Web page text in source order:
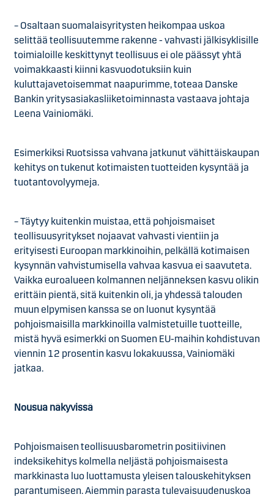
– Osaltaan suomalaisyritysten heikompaa uskoa
selittää teollisuutemme rakenne - vahvasti jälkisyklisille
toimialoille keskittynyt teollisuus ei ole päässyt yhtä
voimakkaasti kiinni kasvuodotuksiin kuin
kuluttajavetoisemmat naapurimme, toteaa Danske
Bankin yritysasiakasliiketoiminnasta vastaava johtaja
Leena Vainiomäki.
Esimerkiksi Ruotsissa vahvana jatkunut vähittäiskaupan
kehitys on tukenut kotimaisten tuotteiden kysyntää ja
tuotantovolyymeja.
– Täytyy kuitenkin muistaa, että pohjoismaiset
teollisuusyritykset nojaavat vahvasti vientiin ja
erityisesti Euroopan markkinoihin, pelkällä kotimaisen
kysynnän vahvistumisella vahvaa kasvua ei saavuteta.
Vaikka euroalueen kolmannen neljänneksen kasvu olikin
erittäin pientä, sitä kuitenkin oli, ja yhdessä talouden
muun elpymisen kanssa se on luonut kysyntää
pohjoismaisilla markkinoilla valmistetuille tuotteille,
mistä hyvä esimerkki on Suomen EU-maihin kohdistuvan
viennin 12 prosentin kasvu lokakuussa, Vainiomäki
jatkaa.
Nousua näkyvissä
Pohjoismaisen teollisuusbarometrin positiivinen
indeksikehitys kolmella neljästä pohjoismaisesta
markkinasta luo luottamusta yleisen talouskehityksen
parantumiseen. Aiemmin parasta tulevaisuudenuskoa